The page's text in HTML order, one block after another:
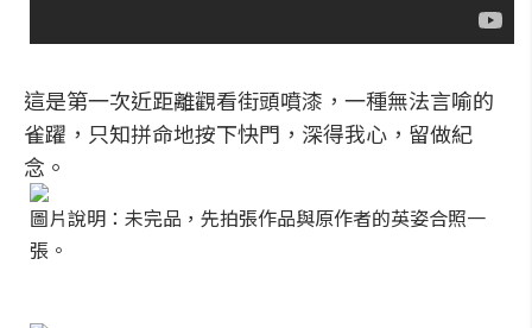
這是第一次近距離觀看街頭噴漆，一種無法言喻的
雀躍，只知拼命地按下快門，深得我心，留做紀
念。
圖片說明：未完品，先拍張作品與原作者的英姿合照一
張。